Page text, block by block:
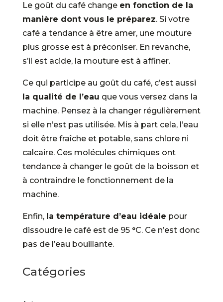
Le goût du café change en fonction de la
manière dont vous le préparez. Si votre
café a tendance à être amer, une mouture
plus grosse est à préconiser. En revanche,
s’il est acide, la mouture est à affiner.
Ce qui participe au goût du café, c’est aussi
la qualité de l’eau que vous versez dans la
machine. Pensez à la changer régulièrement
si elle n’est pas utilisée. Mis à part cela, l’eau
doit être fraîche et potable, sans chlore ni
calcaire. Ces molécules chimiques ont
tendance à changer le goût de la boisson et
à contraindre le fonctionnement de la
machine.
Enfin, la température d’eau idéale pour
dissoudre le café est de 95 °C. Ce n’est donc
pas de l’eau bouillante.
Catégories